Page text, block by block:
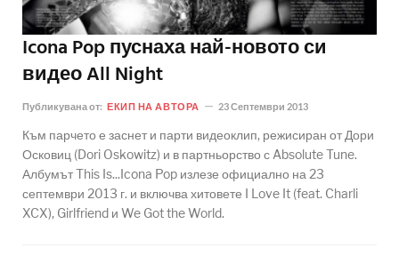
Icona Pop пуснаха най-новото си
видео All Night
Публикувана от: ЕКИП НА АВТОРА 23 Септември 2013
Към парчето е заснет и парти видеоклип, режисиран от Дори
Осковиц (Dori Oskowitz) и в партньорство с Absolute Tune.
Албумът This Is...Icona Pop излезе официално на 23
септември 2013 г. и включва хитовете I Love It (feat. Charli
XCX), Girlfriend и We Got the World.